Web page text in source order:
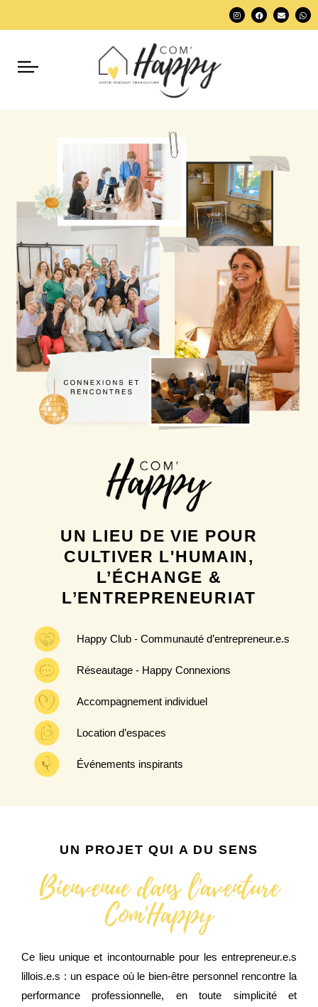
UN LIEU DE VIE POUR
CULTIVER L'HUMAIN,
L’ÉCHANGE &
L’ENTREPRENEURIAT
Happy Club - Communauté d’entrepreneur.e.s
Réseautage - Happy Connexions
Accompagnement individuel
Location d’espaces
Événements inspirants
UN PROJET QUI A DU SENS
Bienvenue dans l'aventure
Com'Happy
Ce lieu unique et incontournable pour les entrepreneur.e.s
lillois.e.s : un espace où le bien-être personnel rencontre la
performance professionnelle, en toute simplicité et